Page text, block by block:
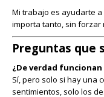
Mi trabajo es ayudarte
importa tanto, sin forzar
Preguntas que
¿De verdad
Sí, pero solo si hay una
sentimientos, solo los